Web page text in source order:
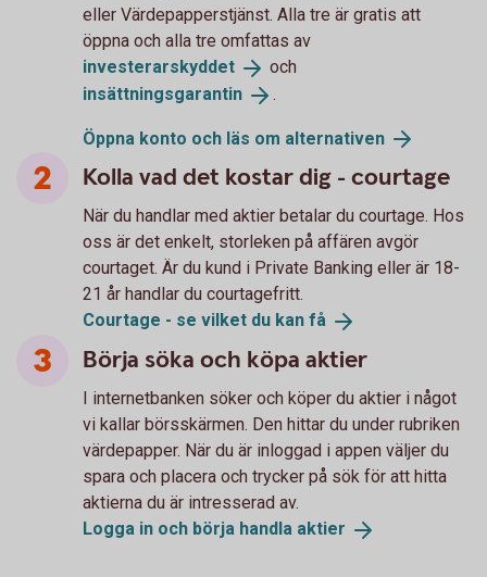
eller Värdepapperstjänst. Alla tre är gratis att
öppna och alla tre omfattas av
investerarskyddet
och
insättningsgarantin
.
Öppna konto och läs om alternativen
Kolla vad det kostar dig - courtage
När du handlar med aktier betalar du courtage. Hos
oss är det enkelt, storleken på affären avgör
courtaget. Är du kund i Private Banking eller är 18-
21 år handlar du courtagefritt.
Courtage - se vilket du kan få
Börja söka och köpa aktier
I internetbanken söker och köper du aktier i något
vi kallar börsskärmen. Den hittar du under rubriken
värdepapper. När du är inloggad i appen väljer du
spara och placera och trycker på sök för att hitta
aktierna du är intresserad av.
Logga in och börja handla aktier